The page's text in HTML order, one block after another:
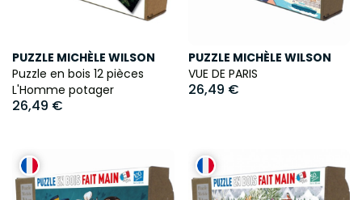
PUZZLE MICHÈLE WILSON
Puzzle en bois 12 pièces
L'Homme potager
26,49 €
PUZZLE MICHÈLE WILSON
VUE DE PARIS
26,49 €